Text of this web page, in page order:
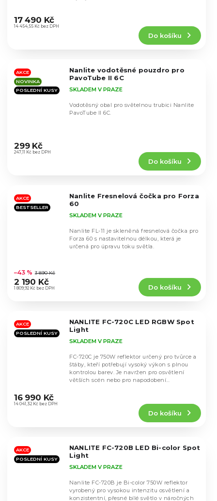
hodnocení
produktu
hvězdiček.
14 454,55 Kč bez DPH
17 490 Kč
Do košíku
tvůrcům...
AKCE
NOVINKA
POSLEDNÍ KUSY
Nanlite vodotěsné pouzdro pro
PavoTube II 6C
hodnocení
produktu
hvězdiček.
SKLADEM V PRAZE
247,11 Kč bez DPH
299 Kč
Do košíku
Vodotěsný obal pro světelnou trubici Nanlite
PavoTube II 6C.
AKCE
BESTSELLER
Nanlite Fresnelová čočka pro Forza
60
hodnocení
produktu
je
hvězdiček.
SKLADEM V PRAZE
1 809,92 Kč bez DPH
–43 % 3 890 Kč
2 190 Kč
Do košíku
Nanlite FL-11 je skleněná fresnelová čočka pro
Forza 60 s nastavitelnou délkou, která je
určená pro úpravu toku světla.
AKCE
POSLEDNÍ KUSY
NANLITE FC-720C LED RGBW Spot
Light
hodnocení
produktu
hvězdiček.
SKLADEM V PRAZE
14 041,32 Kč bez DPH
16 990 Kč
Do košíku
FC-720C je 750W reflektor určený pro tvůrce a
štáby, kteří potřebují vysoký výkon s plnou
kontrolou barev. Je navržen pro osvětlení
větších scén nebo pro napodobení
AKCE
POSLEDNÍ KUSY
NANLITE FC-720B LED Bi-color Spot
Light
SKLADEM V PRAZE
Nanlite FC-720B je Bi-color 750W reflektor
vyrobený pro vysokou intenzitu osvětlení a
konzistentní, přesné bílé světlo v náročných